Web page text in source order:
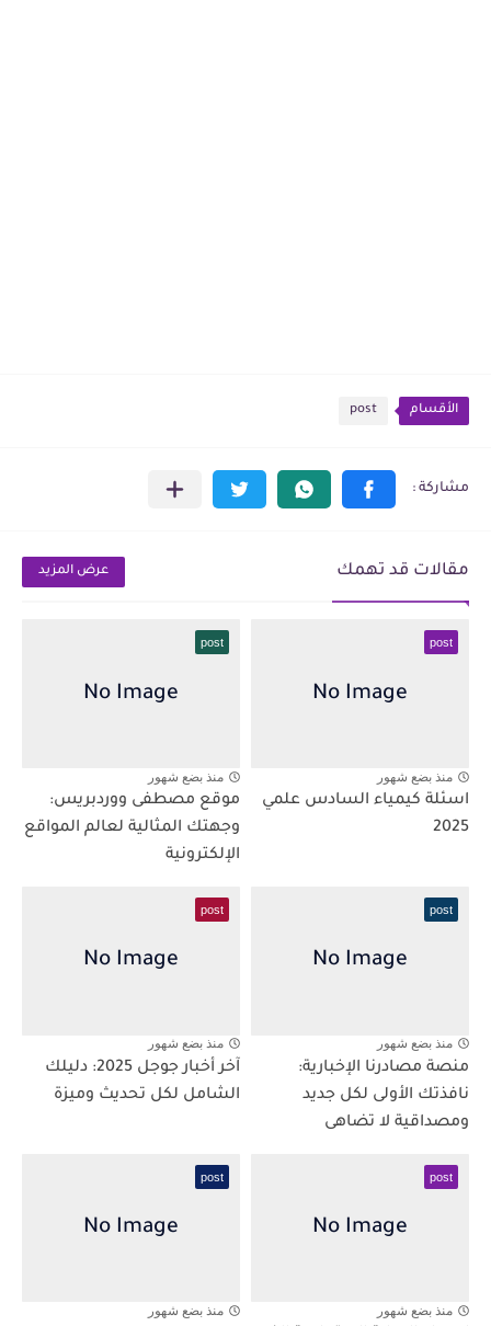
الأقسام post
مقالات قد تهمك عرض المزيد
post
منذ بضع شهور
اسئلة كيمياء السادس علمي
2025
post
منذ بضع شهور
موقع مصطفى ووردبريس:
وجهتك المثالية لعالم المواقع
الإلكترونية
post
منذ بضع شهور
منصة مصادرنا الإخبارية:
نافذتك الأولى لكل جديد
ومصداقية لا تضاهى
post
منذ بضع شهور
آخر أخبار جوجل 2025: دليلك
الشامل لكل تحديث وميزة
post
منذ بضع شهور
post
منذ بضع شهور